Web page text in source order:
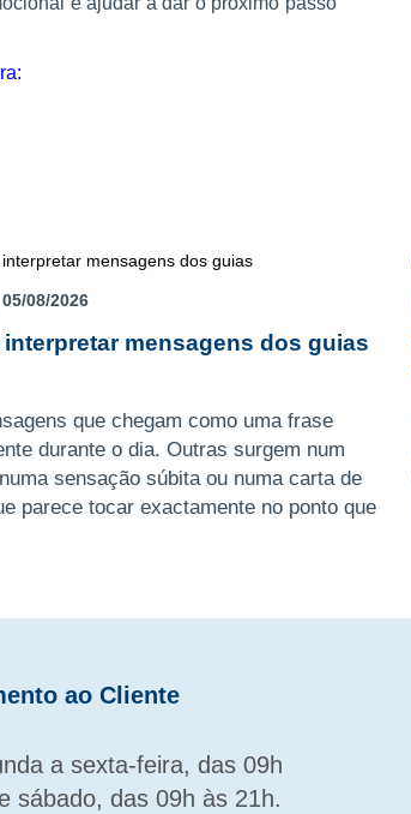
05/08/2026
interpretar mensagens dos guias
que chegam como uma frase
durante o dia. Outras surgem num
sensação súbita ou numa carta de
parece tocar exactamente no ponto que
ao Cliente
a sexta-feira, das 09h
sábado, das 09h às 21h.